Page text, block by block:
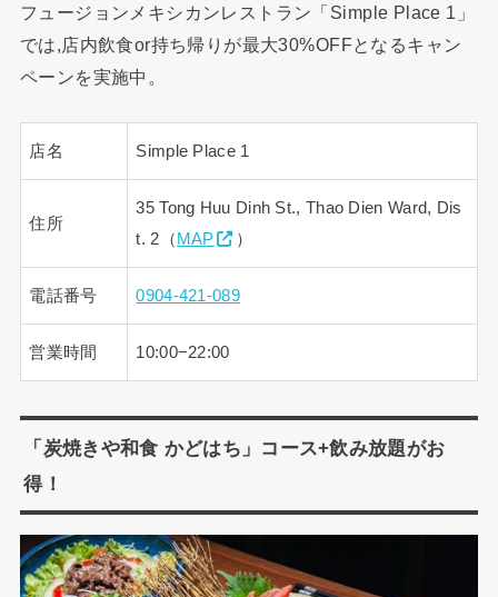
フュージョンメキシカンレストラン「Simple Place 1」
では,店内飲食or持ち帰りが最大30%OFFとなるキャン
ペーンを実施中。
店名 Simple Place 1
住所
35 Tong Huu Dinh St., Thao Dien Ward, Dis
t. 2（ MAP ）
電話番号 0904-421-089
営業時間 10:00−22:00
「炭焼きや和食 かどはち」コース+飲み放題がお
得！